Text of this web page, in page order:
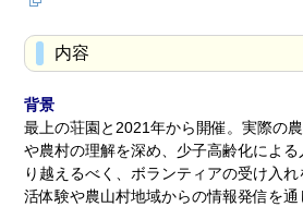
内容
背景
最上の荘園と2021年から開催。実際の
や農村の理解を深め、少子高齢化によ
り越えるべく、ボランティアの受け入
活体験や農山村地域からの情報発信を